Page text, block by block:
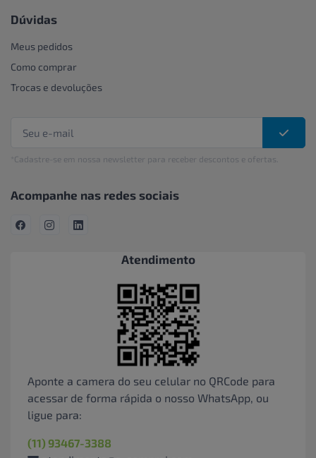
Dúvidas
Meus pedidos
Como comprar
Trocas e devoluções
*Cadastre-se em nossa newsletter para receber descontos e ofertas.
Acompanhe nas redes sociais
Atendimento
Aponte a camera do seu celular no QRCode para
acessar de forma rápida o nosso WhatsApp, ou
ligue para:
(11) 93467-3388